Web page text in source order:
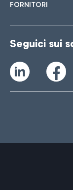
FORNITORI
Seguici sui